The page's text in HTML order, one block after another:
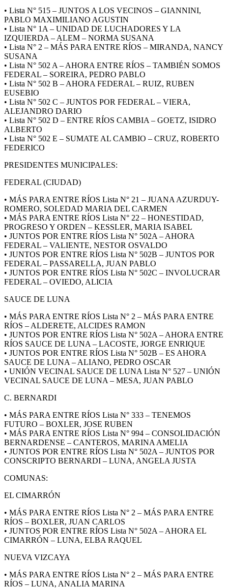
• Lista N° 515 – JUNTOS A LOS VECINOS – GIANNINI,
PABLO MAXIMILIANO AGUSTIN
• Lista N° 1A – UNIDAD DE LUCHADORES Y LA
IZQUIERDA – ALEM – NORMA SUSANA
• Lista N° 2 – MÁS PARA ENTRE RÍOS – MIRANDA, NANCY
SUSANA
• Lista N° 502 A – AHORA ENTRE RÍOS – TAMBIÉN SOMOS
FEDERAL – SOREIRA, PEDRO PABLO
• Lista N° 502 B – AHORA FEDERAL – RUIZ, RUBEN
EUSEBIO
• Lista N° 502 C – JUNTOS POR FEDERAL – VIERA,
ALEJANDRO DARIO
• Lista N° 502 D – ENTRE RÍOS CAMBIA – GOETZ, ISIDRO
ALBERTO
• Lista N° 502 E – SUMATE AL CAMBIO – CRUZ, ROBERTO
FEDERICO
PRESIDENTES MUNICIPALES:
FEDERAL (CIUDAD)
• MÁS PARA ENTRE RÍOS Lista N° 21 – JUANA AZURDUY-
ROMERO, SOLEDAD MARIA DEL CARMEN
• MÁS PARA ENTRE RÍOS Lista N° 22 – HONESTIDAD,
PROGRESO Y ORDEN – KESSLER, MARIA ISABEL
• JUNTOS POR ENTRE RÍOS Lista N° 502A – AHORA
FEDERAL – VALIENTE, NESTOR OSVALDO
• JUNTOS POR ENTRE RÍOS Lista N° 502B – JUNTOS POR
FEDERAL – PASSARELLA, JUAN PABLO
• JUNTOS POR ENTRE RÍOS Lista N° 502C – INVOLUCRAR
FEDERAL – OVIEDO, ALICIA
SAUCE DE LUNA
• MÁS PARA ENTRE RÍOS Lista N° 2 – MÁS PARA ENTRE
RÍOS – ALDERETE, ALCIDES RAMON
• JUNTOS POR ENTRE RÍOS Lista N° 502A – AHORA ENTRE
RÍOS SAUCE DE LUNA – LACOSTE, JORGE ENRIQUE
• JUNTOS POR ENTRE RÍOS Lista N° 502B – ES AHORA
SAUCE DE LUNA – ALIANO, PEDRO OSCAR
• UNIÓN VECINAL SAUCE DE LUNA Lista N° 527 – UNIÓN
VECINAL SAUCE DE LUNA – MESA, JUAN PABLO
C. BERNARDI
• MÁS PARA ENTRE RÍOS Lista N° 333 – TENEMOS
FUTURO – BOXLER, JOSE RUBEN
• MÁS PARA ENTRE RÍOS Lista N° 994 – CONSOLIDACIÓN
BERNARDENSE – CANTEROS, MARINA AMELIA
• JUNTOS POR ENTRE RÍOS Lista N° 502A – JUNTOS POR
CONSCRIPTO BERNARDI – LUNA, ANGELA JUSTA
COMUNAS:
EL CIMARRÓN
• MÁS PARA ENTRE RÍOS Lista N° 2 – MÁS PARA ENTRE
RÍOS – BOXLER, JUAN CARLOS
• JUNTOS POR ENTRE RÍOS Lista N° 502A – AHORA EL
CIMARRÓN – LUNA, ELBA RAQUEL
NUEVA VIZCAYA
• MÁS PARA ENTRE RÍOS Lista N° 2 – MÁS PARA ENTRE
RÍOS – LUNA, ANALIA MARINA